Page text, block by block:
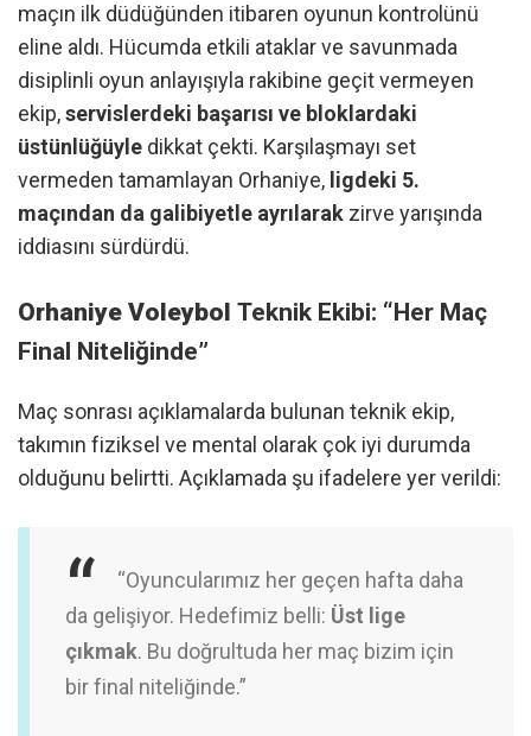
maçın ilk düdüğünden itibaren oyunun kontrolünü
eline aldı. Hücumda etkili ataklar ve savunmada
disiplinli oyun anlayışıyla rakibine geçit vermeyen
ekip,servislerdeki başarısı ve bloklardaki
üstünlüğüyle dikkat çekti. Karşılaşmayı set
vermeden tamamlayan Orhaniye, ligdeki 5.
maçından da galibiyetle ayrılarak zirve yarışında
iddiasını sürdürdü.
Orhaniye Voleybol Teknik Ekibi: “Her Maç
Final Niteliğinde”
Maç sonrası açıklamalarda bulunan teknik ekip,
takımın fiziksel ve mental olarak çok iyi durumda
olduğunu belirtti. Açıklamada şu ifadelere yer verildi:
“Oyuncularımız her geçen hafta daha
da gelişiyor. Hedefimiz belli: Üst lige
çıkmak. Bu doğrultuda her maç bizim için
bir final niteliğinde.”